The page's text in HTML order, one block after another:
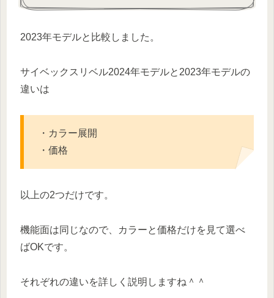
2023年モデルと比較しました。
サイベックスリベル2024年モデルと2023年モデルの
違いは
・カラー展開
・価格
以上の2つだけです。
機能面は同じなので、カラーと価格だけを見て選べ
ばOKです。
それぞれの違いを詳しく説明しますね＾＾